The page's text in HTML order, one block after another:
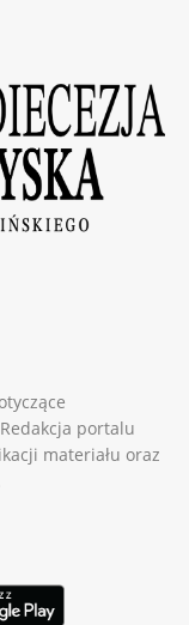
portalu
materiału oraz